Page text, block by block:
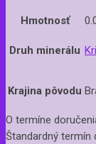
Hmotnosť
Druh minerálu
Krajina pôvodu
O termíne
Štandardný termín